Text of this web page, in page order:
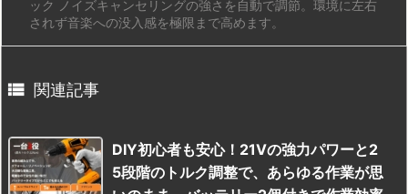
ック ノイズキャンセリングの強さを自動で調節。環境に左右
されず音楽への没入感を極限まで高めます。
 関連記事
DIY初心者も安心！21Vの強力パワーと2
5段階のトルク調整で、あらゆる作業が思